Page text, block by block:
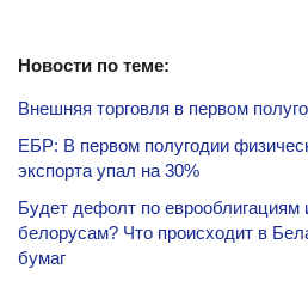
Новости по теме:
Внешняя торговля в первом
ЕБР: В первом полугодии
экспорта упал на 30%
Будет дефолт по еврооблигациям
белорусам? Что происходит в
бумаг